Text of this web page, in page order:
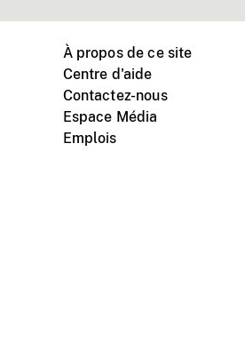
À propos de ce site
Centre d'aide
Contactez-nous
Espace Média
Emplois